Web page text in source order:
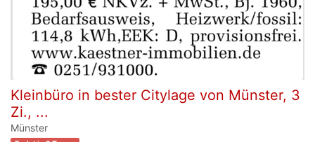
Kleinbüro in bester Citylage von Münster, 3
Zi., ...
Münster